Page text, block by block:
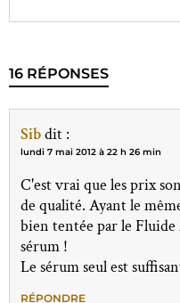
16 RÉPONSES
Sibdit :
lundi 7 mai 2012 à 22 h 26 min
C'est vrai que les prix
de qualité. Ayant le
bien tentée par le
sérum !
Le sérum seul est
RÉPONDRE